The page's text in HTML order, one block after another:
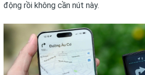
động rồi không cần nút này.